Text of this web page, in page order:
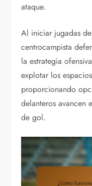
ataque.
Al iniciar jugadas
centrocampista
la estrategia
explotar los
proporcionando
delanteros avancen
de gol.